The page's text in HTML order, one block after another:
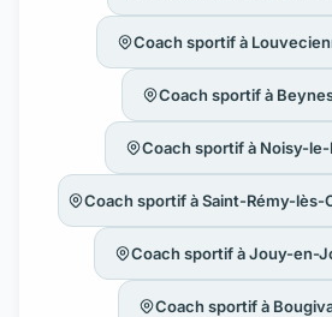
Coach sportif à
Coach sportif à
Coach sportif à Noisy-le-
Coach sportif à Saint-Rémy-lès-
Coach sportif à Jouy-en-
Coach sportif à